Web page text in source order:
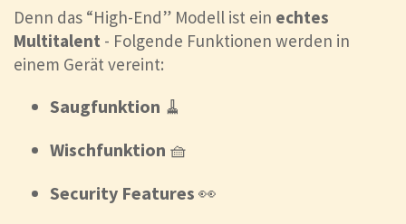
Denn das “High-End” Modell ist ein echtes
Multitalent - Folgende Funktionen werden in
einem Gerät vereint:
Saugfunktion 🧹
Wischfunktion 🧺
Security Features 👀